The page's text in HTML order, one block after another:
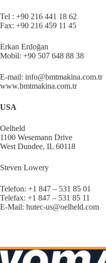
Tel : +90 216 441 18 62
Fax: +90 216 459 11 45
Erkan Erdoğan
Mobil: +90 507 648 88 38
E-mail: info@bmtmakina.com.tr
www.bmtmakina.com.tr
USA
Oelheld
1100 Wesemann Drive
West Dundee, IL 60118
Steven Lowery
Telefon: +1 847 – 531 85 01
Telefax: +1 847 – 531 85 11
E-Mail: hutec-us@oelheld.com